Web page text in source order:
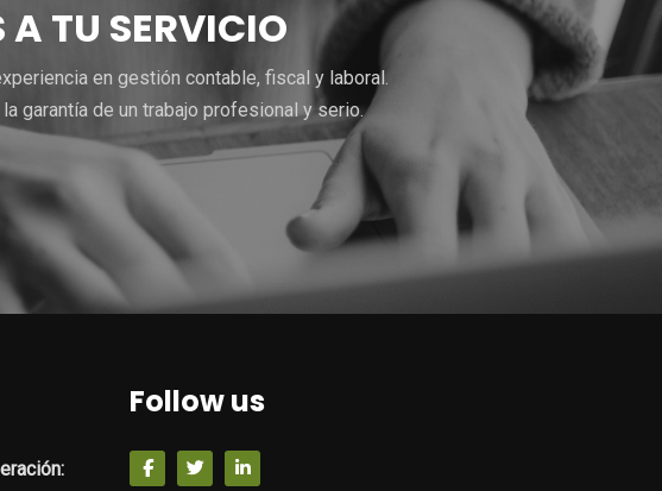
A TU SERVICIO
en gestión contable, fiscal y laboral.
garantía de un trabajo profesional y serio.
Follow us